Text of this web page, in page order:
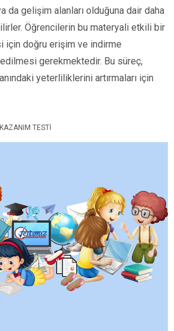
da gelişim alanları olduğuna dair daha
Öğrencilerin bu materyali etkili bir
için doğru erişim ve indirme
gerekmektedir. Bu süreç,
yeterliliklerini artırmaları için
TESTI